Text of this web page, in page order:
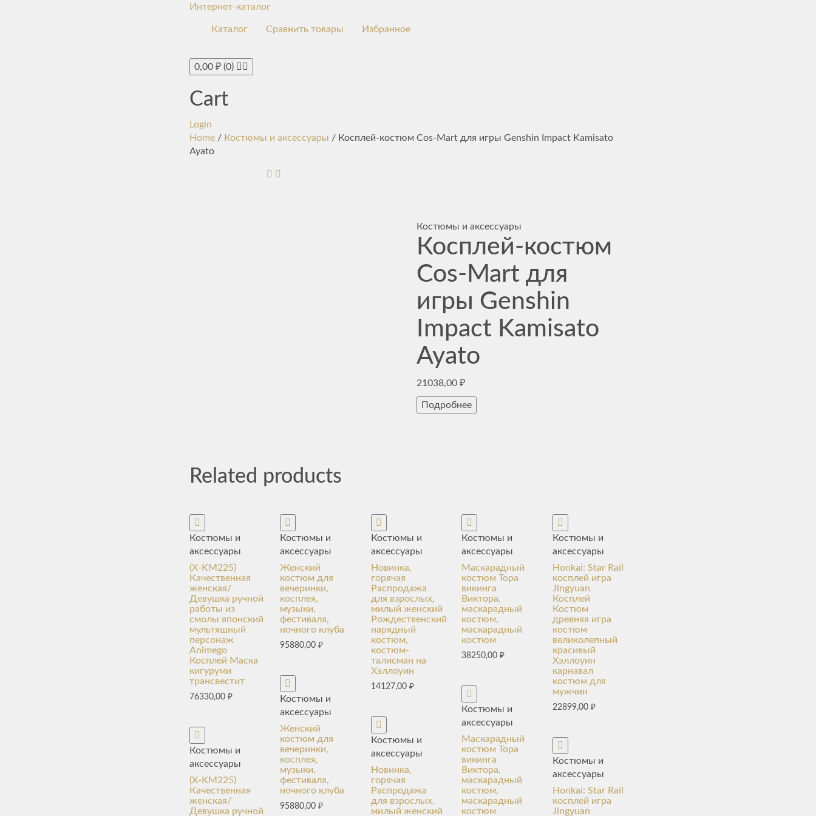
Интернет-каталог
Каталог Сравнить товары Избранное
0,00 ₽ (0)
Cart
Login
Home / Костюмы и аксессуары / Косплей-костюм Cos-Mart для игры Genshin Impact Kamisato
Ayato
Костюмы и аксессуары
Косплей-костюм
Cos-Mart для
игры Genshin
Impact Kamisato
Ayato
21038,00₽
Подробнее
Related products
Костюмы и
аксессуары
(X-KM225)
Качественная
женская/
Девушка ручной
работы из
смолы японский
мультяшный
персонаж
Animego
Косплей Маска
кигуруми
трансвестит
76330,00 ₽
Костюмы и
аксессуары
(X-KM225)
Качественная
женская/
Девушка ручной
Костюмы и
аксессуары
Женский
костюм для
вечеринки,
косплея,
музыки,
фестиваля,
ночного клуба
95880,00₽
Костюмы и
аксессуары
Женский
костюм для
вечеринки,
косплея,
музыки,
фестиваля,
ночного клуба
95880,00₽
Костюмы и
аксессуары
Новинка,
горячая
Распродажа
для взрослых,
милый женский
Рождественский
нарядный
костюм,
костюм-
талисман на
Хэллоуин
14127,00 ₽
Костюмы и
аксессуары
Новинка,
горячая
Распродажа
для взрослых,
милый женский
Костюмы и
аксессуары
Маскарадный
костюм Тора
викинга
Виктора,
маскарадный
костюм,
маскарадный
костюм
38250,00₽
Костюмы и
аксессуары
Маскарадный
костюм Тора
викинга
Виктора,
маскарадный
костюм,
маскарадный
костюм
Костюмы и
аксессуары
Honkai: Star Rail
косплей игра
Jingyuan
Косплей
Костюм
древняя игра
костюм
великолепный
красивый
Хэллоуин
карнавал
костюм для
мужчин
22899,00 ₽
Костюмы и
аксессуары
Honkai: Star Rail
косплей игра
Jingyuan